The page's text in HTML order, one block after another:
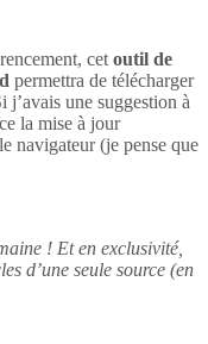
cet outil de
permettra de télécharger
j’avais une suggestion à
la mise à jour
navigateur (je pense que
! Et en exclusivité,
d’une seule source (en